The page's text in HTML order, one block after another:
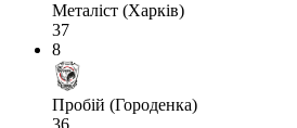
Металіст (Харків)
37
8
Пробій (Городенка)